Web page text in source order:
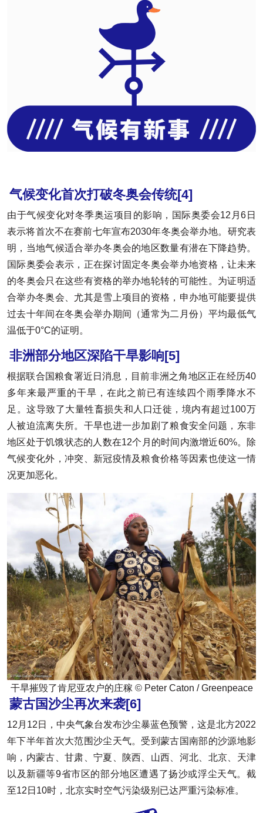
气候变化首次打破冬奥会传统[4]
由于气候变化对冬季奥运项目的影响，国际奥委会12月6日
表示将首次不在赛前七年宣布2030年冬奥会举办地。研究表
明，当地气候适合举办冬奥会的地区数量有潜在下降趋势。
国际奥委会表示，正在探讨固定冬奥会举办地资格，让未来
的冬奥会只在这些有资格的举办地轮转的可能性。为证明适
合举办冬奥会、尤其是雪上项目的资格，申办地可能要提供
过去十年间在冬奥会举办期间（通常为二月份）平均最低气
温低于0°C的证明。
非洲部分地区深陷干旱影响[5]
根据联合国粮食署近日消息，目前非洲之角地区正在经历40
多年来最严重的干旱，在此之前已有连续四个雨季降水不
足。这导致了大量牲畜损失和人口迁徙，境内有超过100万
人被迫流离失所。干旱也进一步加剧了粮食安全问题，东非
地区处于饥饿状态的人数在12个月的时间内激增近60%。除
气候变化外，冲突、新冠疫情及粮食价格等因素也使这一情
况更加恶化。
干旱摧毁了肯尼亚农户的庄稼 © Peter Caton / Greenpeace
蒙古国沙尘再次来袭[6]
12月12日，中央气象台发布沙尘暴蓝色预警，这是北方2022
年下半年首次大范围沙尘天气。受到蒙古国南部的沙源地影
响，内蒙古、甘肃、宁夏、陕西、山西、河北、北京、天津
以及新疆等9省市区的部分地区遭遇了扬沙或浮尘天气。截
至12日10时，北京实时空气污染级别已达严重污染标准。